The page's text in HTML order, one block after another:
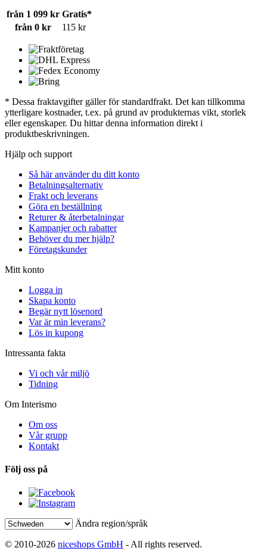
från 1 099 kr Gratis*
från 0 kr
115 kr
* Dessa fraktavgifter gäller för standardfrakt. Det kan tillkomma
ytterligare kostnader, t.ex. på grund av produkternas vikt, storlek
eller egenskaper. Du hittar denna information direkt i
produktbeskrivningen.
Hjälp och support
Så här använder du ditt konto
Betalningsalternativ
Frakt och leverans
Göra en beställning
Returer & återbetalningar
Kampanjer och rabatter
Behöver du mer hjälp?
Företagskunder
Mitt konto
Logga in
Skapa konto
Begär nytt lösenord
Var är min leverans?
Lös in kupong
Intressanta fakta
Vi och vår miljö
Tidning
Om Interismo
Om oss
Vår grupp
Kontakt
Följ oss på
Ändra region/språk
© 2010-2026 niceshops GmbH - All rights reserved.